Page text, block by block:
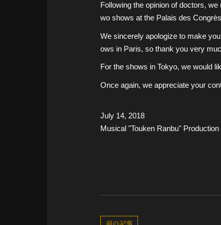
Following the opinion of doctors,
wo shows at the Palais des
We sincerely apologize to make
ows in Paris, so thank you very
For the shows in Tokyo, we would
Once again, we appreciate your
July 14, 2018
Musical "Touken Ranbu"
前の記事